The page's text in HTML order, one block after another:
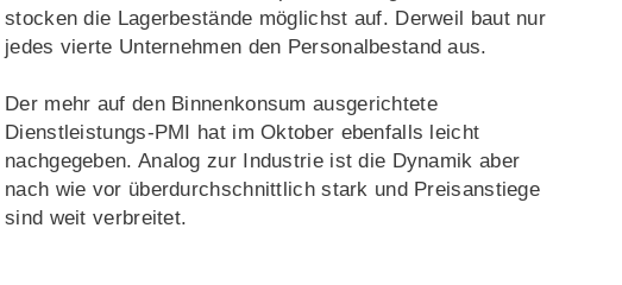
stocken die Lagerbestände möglichst auf. Derweil baut nur
jedes vierte Unternehmen den Personalbestand aus.
Der mehr auf den Binnenkonsum ausgerichtete
Dienstleistungs-PMI hat im Oktober ebenfalls leicht
nachgegeben. Analog zur Industrie ist die Dynamik aber
nach wie vor überdurchschnittlich stark und Preisanstiege
sind weit verbreitet.